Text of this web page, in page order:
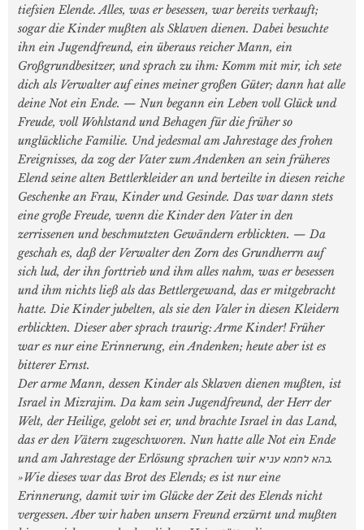
tiefsien Elende. Alles, was er besessen, war bereits verkauft;
sogar die Kinder mußten als Sklaven dienen. Dabei besuchte
ihn ein Jugendfreund, ein überaus reicher Mann, ein
Großgrundbesitzer, und sprach zu ihm: Komm mit mir, ich sete
dich als Verwalter auf eines meiner großen Güter; dann hat alle
deine Not ein Ende. — Nun begann ein Leben voll Glück und
Freude, voll Wohlstand und Behagen für die früher so
unglückliche Familie. Und jedesmal am Jahrestage des frohen
Ereignisses, da zog der Vater zum Andenken an sein früheres
Elend seine alten Bettlerkleider an und berteilte in diesen reiche
Geschenke an Frau, Kinder und Gesinde. Das war dann stets
eine große Freude, wenn die Kinder den Vater in den
zerrissenen und beschmutzten Gewändern erblickten. — Da
geschah es, daß der Verwalter den Zorn des Grundherrn auf
sich lud, der ihn forttrieb und ihm alles nahm, was er besessen
und ihm nichts ließ als das Bettlergewand, das er mitgebracht
hatte. Die Kinder jubelten, als sie den Valer in diesen Kleidern
erblickten. Dieser aber sprach traurig: Arme Kinder! Früher
war es nur eine Erinnerung, ein Andenken; heute aber ist es
bitterer Ernst.
Der arme Mann, dessen Kinder als Sklaven dienen mußten, ist
Israel in Mizrajim. Da kam sein Jugendfreund, der Herr der
Welt, der Heilige, gelobt sei er, und brachte Israel in das Land,
das er den Vätern zugeschworen. Nun hatte alle Not ein Ende
und am Jahrestage der Erlösung sprachen wir כהא לחמא עניא.
»Wie dieses war das Brot des Elends; es ist nur eine
Erinnerung, damit wir im Glücke der Zeit des Elends nicht
vergessen. Aber wir haben unsern Freund erzürnt und mußten